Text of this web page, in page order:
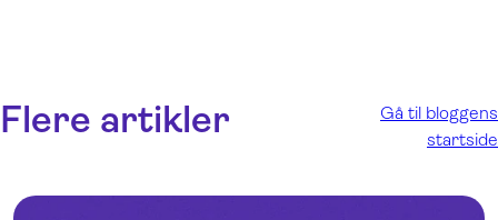
Flere artikler
Gå til bloggens
startside